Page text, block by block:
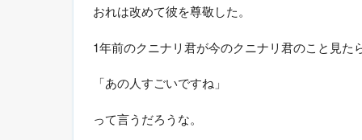
おれは改めて彼を尊敬した。
1年前のクニナリ君が今のクニナリ君のこと見た
「あの人すごいですね」
って言うだろうな。